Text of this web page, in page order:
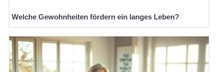
Welche Gewohnheiten fördern ein langes Leben?